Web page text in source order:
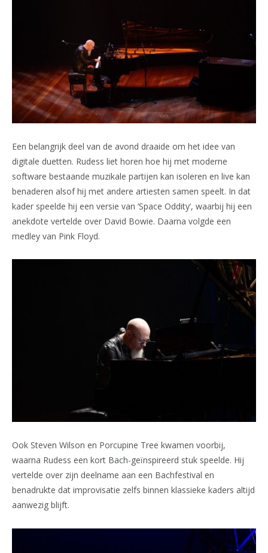
Een belangrijk deel van de avond draaide om het idee van
digitale duetten. Rudess liet horen hoe hij met moderne
software bestaande muzikale partijen kan isoleren en live kan
benaderen alsof hij met andere artiesten samen speelt. In dat
kader speelde hij een versie van ‘Space Oddity’, waarbij hij een
anekdote vertelde over David Bowie. Daarna volgde een
medley van Pink Floyd.
Ook Steven Wilson en Porcupine Tree kwamen voorbij,
waarna Rudess een kort Bach-geïnspireerd stuk speelde. Hij
vertelde over zijn deelname aan een Bachfestival en
benadrukte dat improvisatie zelfs binnen klassieke kaders altijd
aanwezig blijft.